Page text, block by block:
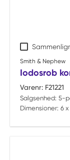
Smith & Nephew
Iodosrob
Varenr: F21221
Salgsenhed: 5-
Dimensioner: 6